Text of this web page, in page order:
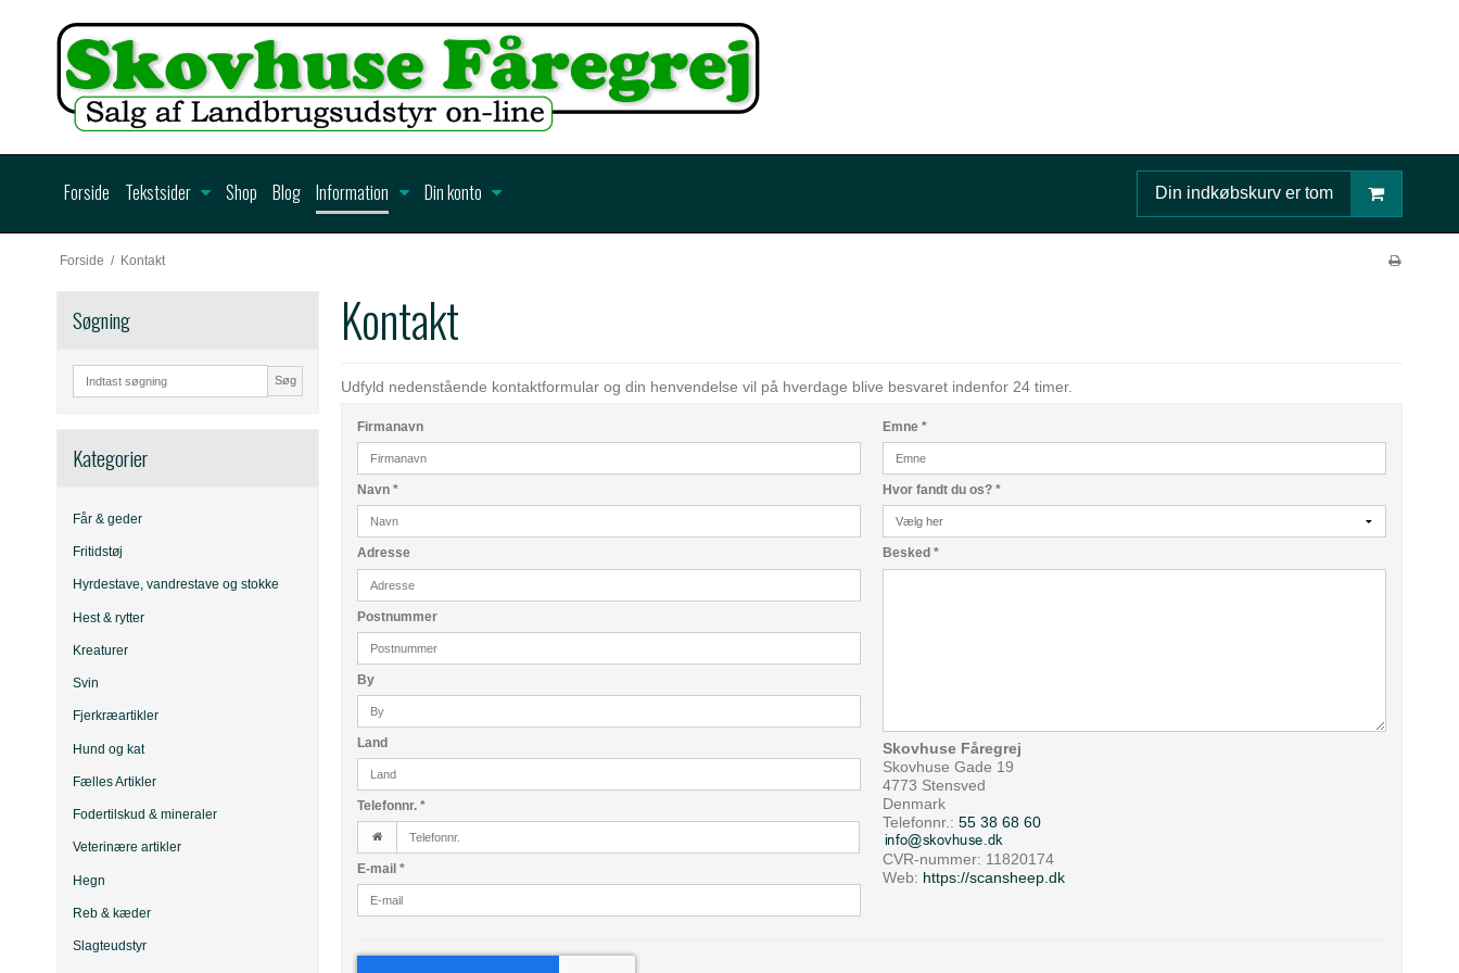
Forside Tekstsider Shop Blog Information Din konto Din indkøbskurv er tom
Forside / Kontakt
Søgning
Søg
Kategorier
Får & geder
Fritidstøj
Hyrdestave, vandrestave og stokke
Hest & rytter
Kreaturer
Svin
Fjerkræartikler
Hund og kat
Fælles Artikler
Fodertilskud & mineraler
Veterinære artikler
Hegn
Reb & kæder
Slagteudstyr
Kontakt
Udfyld nedenstående kontaktformular og din henvendelse vil på hverdage blive besvaret indenfor 24 timer.
Firmanavn
Navn*
Adresse
Postnummer
By
Land
Telefonnr.*
E-mail*
Emne*
Hvor fandt du os?*
Besked*
Skovhuse Fåregrej
Skovhuse Gade 19
4773 Stensved
Denmark
Telefonnr.:55 38 68 60
CVR-nummer: 11820174
Web: https://scansheep.dk